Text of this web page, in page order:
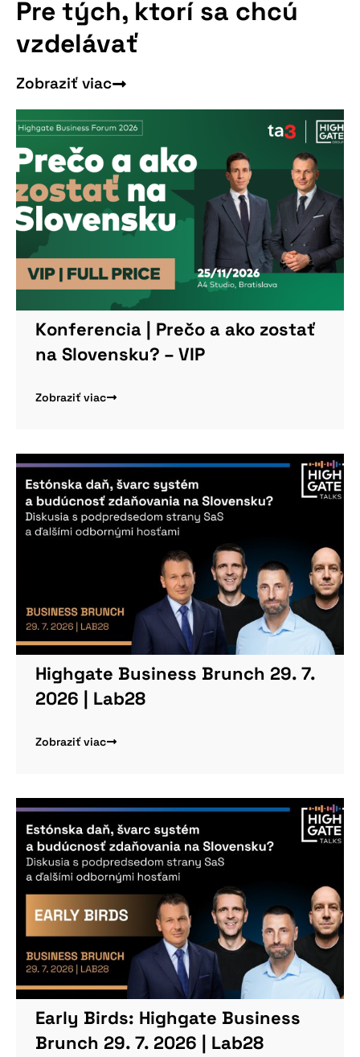
Pre tých, ktorí sa chcú
vzdelávať
Zobraziť viac
Konferencia | Prečo a ako zostať
na Slovensku? – VIP
Zobraziť viac
Highgate Business Brunch 29. 7.
2026 | Lab28
Zobraziť viac
Early Birds: Highgate Business
Brunch 29. 7. 2026 | Lab28
Viac informácií